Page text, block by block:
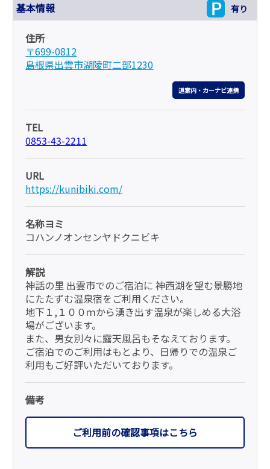
基本情報 有り
住所
〒699-0812
島根県出雲市湖陵町二部1230
道案内・カーナビ連携
TEL
0853-43-2211
URL
https://kunibiki.com/
名称ヨミ
コハンノオンセンヤドクニビキ
解説
神話の里 出雲市でのご宿泊に 神西湖を望む景勝地
にたたずむ温泉宿をご利用ください。
地下１,１００ｍから湧き出す温泉が楽しめる大浴
場がございます。
また、男女別々に露天風呂もそなえております。
ご宿泊でのご利用はもとより、日帰りでの温泉ご
利用もご好評いただいております。
備考
ご利用前の確認事項はこちら